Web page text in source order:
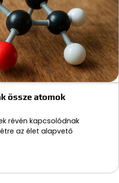
össze atomok
révén kapcsolódnak
az élet alapvető